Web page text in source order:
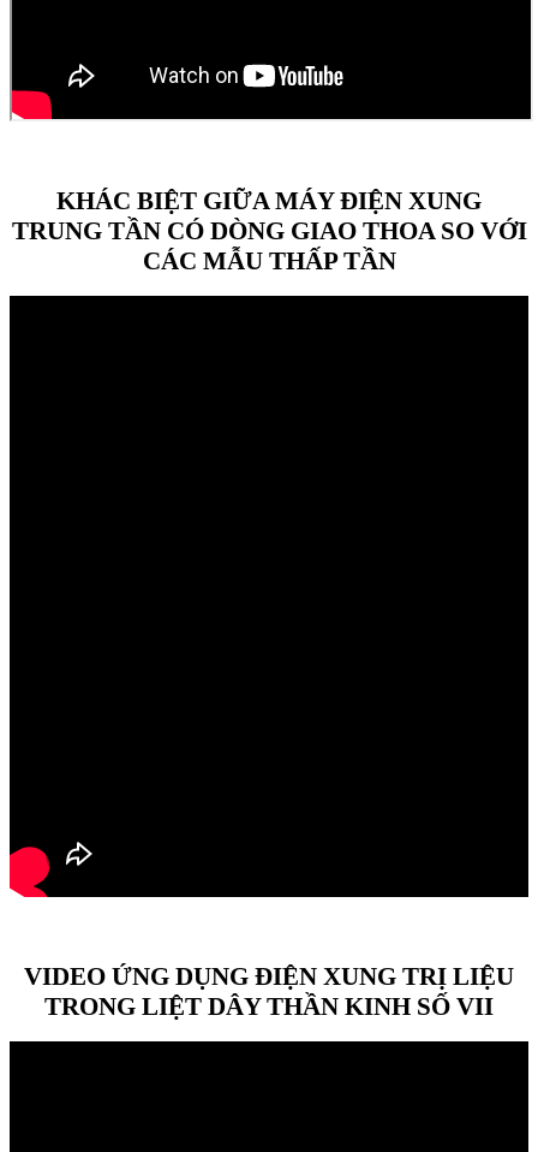
KHÁC BIỆT GIỮA MÁY ĐIỆN XUNG
TRUNG TẦN CÓ DÒNG GIAO THOA SO VỚI
CÁC MẪU THẤP TẦN
VIDEO ỨNG DỤNG ĐIỆN XUNG TRỊ LIỆU
TRONG LIỆT DÂY THẦN KINH SỐ VII